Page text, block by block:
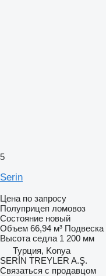
5
Serin
Цена по запросу
Полуприцеп ломовоз
Состояние новый
Объем 66,94 м³ Подвеска
Высота седла 1 200 мм
Турция, Konya
SERİN TREYLER A.Ş.
Связаться с продавцом